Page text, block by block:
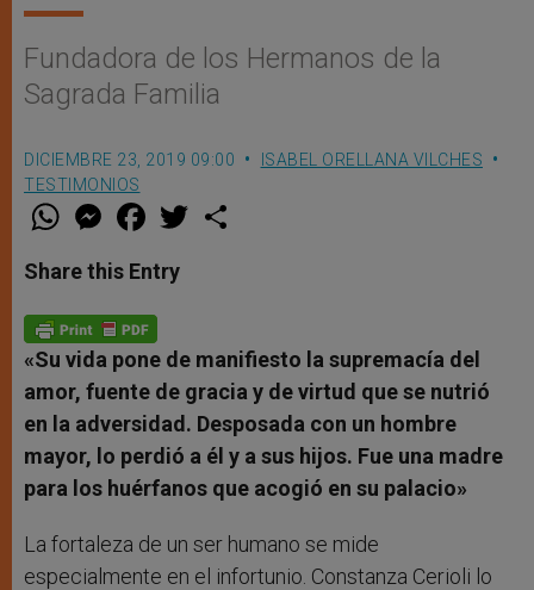
Fundadora de los Hermanos de la
Sagrada Familia
DICIEMBRE 23, 2019 09:00
ISABEL ORELLANA VILCHES
TESTIMONIOS
W
t
s
p
p
M
e
s
e
g
e
r
F
a
e
b
o
k
w
Share this Entry
«Su vida pone de manifiesto la supremacía del
amor, fuente de gracia y de virtud que se nutrió
en la adversidad. Desposada con un hombre
mayor, lo perdió a él y a sus hijos. Fue una madre
para los huérfanos que acogió en su palacio»
La fortaleza de un ser humano se mide
especialmente en el infortunio. Constanza Cerioli lo